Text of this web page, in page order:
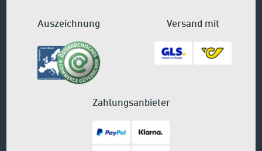
Auszeichnung Versand mit
Zahlungsanbieter